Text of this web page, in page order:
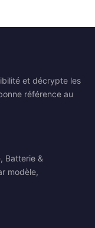
et décrypte les
référence au
Batterie &
modèle,